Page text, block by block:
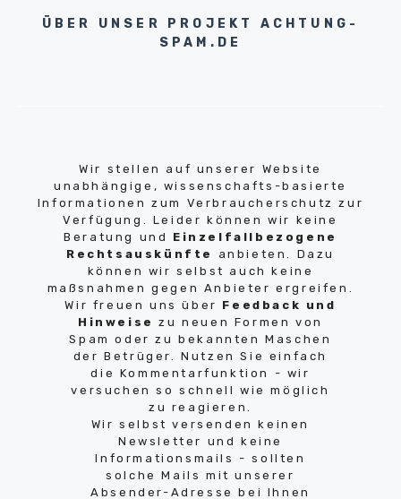
ÜBER UNSER PROJEKT ACHTUNG-
SPAM.DE
Wir stellen auf unserer Website
unabhängige, wissenschafts-basierte
Informationen zum Verbraucherschutz zur
Verfügung. Leider können wir keine
Beratung und Einzelfallbezogene
Rechtsauskünfte
anbieten. Dazu
können wir selbst auch keine
maßsnahmen gegen Anbieter ergreifen.
Wir freuen uns über Feedback und
Hinweise zu neuen Formen von
Spam oder zu bekannten Maschen
der Betrüger. Nutzen Sie einfach
die Kommentarfunktion - wir
versuchen so schnell wie möglich
zu reagieren.
Wir selbst versenden keinen
Newsletter und keine
Informationsmails - sollten
solche Mails mit unserer
Absender-Adresse bei Ihnen